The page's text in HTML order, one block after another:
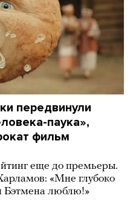
передвинули
паука»,
фильм
еще до премьеры.
«Мне глубоко
Бэтмена люблю!»